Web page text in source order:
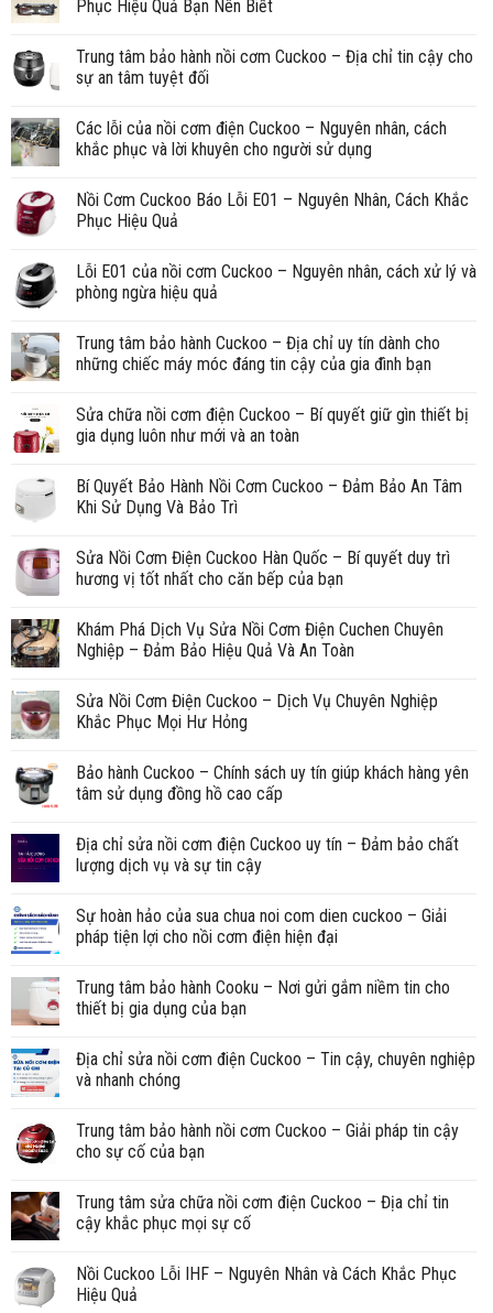
Phục Hiệu Quả Bạn Nên Biết
Trung tâm bảo hành nồi cơm Cuckoo – Địa chỉ tin cậy cho
sự an tâm tuyệt đối
Các lỗi của nồi cơm điện Cuckoo – Nguyên nhân, cách
khắc phục và lời khuyên cho người sử dụng
Nồi Cơm Cuckoo Báo Lỗi E01 – Nguyên Nhân, Cách Khắc
Phục Hiệu Quả
Lỗi E01 của nồi cơm Cuckoo – Nguyên nhân, cách xử lý và
phòng ngừa hiệu quả
Trung tâm bảo hành Cuckoo – Địa chỉ uy tín dành cho
những chiếc máy móc đáng tin cậy của gia đình bạn
Sửa chữa nồi cơm điện Cuckoo – Bí quyết giữ gìn thiết bị
gia dụng luôn như mới và an toàn
Bí Quyết Bảo Hành Nồi Cơm Cuckoo – Đảm Bảo An Tâm
Khi Sử Dụng Và Bảo Trì
Sửa Nồi Cơm Điện Cuckoo Hàn Quốc – Bí quyết duy trì
hương vị tốt nhất cho căn bếp của bạn
Khám Phá Dịch Vụ Sửa Nồi Cơm Điện Cuchen Chuyên
Nghiệp – Đảm Bảo Hiệu Quả Và An Toàn
Sửa Nồi Cơm Điện Cuckoo – Dịch Vụ Chuyên Nghiệp
Khắc Phục Mọi Hư Hỏng
Bảo hành Cuckoo – Chính sách uy tín giúp khách hàng yên
tâm sử dụng đồng hồ cao cấp
Địa chỉ sửa nồi cơm điện Cuckoo uy tín – Đảm bảo chất
lượng dịch vụ và sự tin cậy
Sự hoàn hảo của sua chua noi com dien cuckoo – Giải
pháp tiện lợi cho nồi cơm điện hiện đại
Trung tâm bảo hành Cooku – Nơi gửi gắm niềm tin cho
thiết bị gia dụng của bạn
Địa chỉ sửa nồi cơm điện Cuckoo – Tin cậy, chuyên nghiệp
và nhanh chóng
Trung tâm bảo hành nồi cơm Cuckoo – Giải pháp tin cậy
cho sự cố của bạn
Trung tâm sửa chữa nồi cơm điện Cuckoo – Địa chỉ tin
cậy khắc phục mọi sự cố
Nồi Cuckoo Lỗi IHF – Nguyên Nhân và Cách Khắc Phục
Hiệu Quả